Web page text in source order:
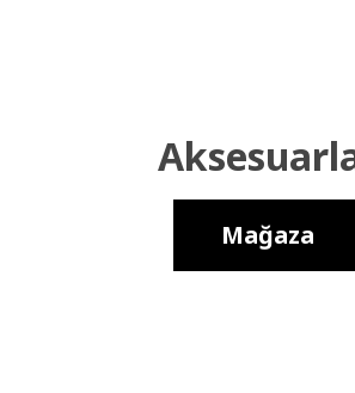
Mağaza